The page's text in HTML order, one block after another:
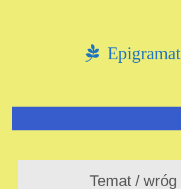
Epigramat
Temat / wróg